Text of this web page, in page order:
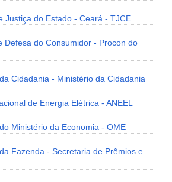
Justiça do Estado - Ceará - TJCE
Defesa do Consumidor - Procon do
Cidadania - Ministério da Cidadania
de Energia Elétrica - ANEEL
Ministério da Economia - OME
Fazenda - Secretaria de Prêmios e